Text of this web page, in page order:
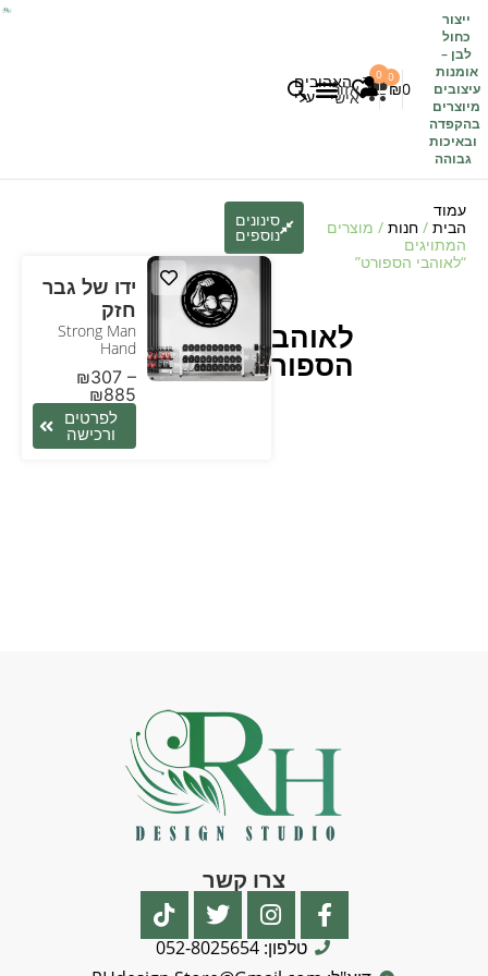
ייצור
כחול
לבן –
אומנות
עיצובים
מיוצרים
בהקפדה
ובאיכות
גבוהה
₪0
0 האהובים
עלי
0
אזור
אישי
עמוד
הבית / חנות / מוצרים
המתויגים
“לאוהבי הספורט”
לאוהבי
הספורט
סינונים
נוספים
ידו של גבר
חזק
Strong Man
Hand
₪307 –
₪885
לפרטים
ורכישה
צרו קשר
טלפון: 052-8025654